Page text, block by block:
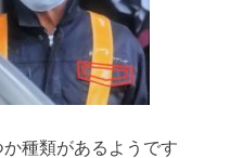
種類があるようです